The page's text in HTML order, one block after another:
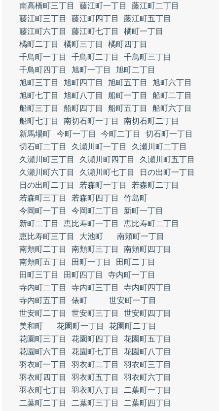
南高橋町三丁目
藤江町一丁目
藤江町二丁目
藤江町三丁目
藤江町四丁目
藤江町五丁目
藤江町六丁目
藤江町七丁目
橘町一丁目
橘町二丁目
橘町三丁目
橘町四丁目
千鳥町一丁目
千鳥町二丁目
千鳥町三丁目
千鳥町四丁目
旭町一丁目
旭町二丁目
旭町三丁目
旭町四丁目 旭町五丁目
旭町六丁目
旭町七丁目
旭町八丁目 船町一丁目
船町二丁目
船町三丁目
船町四丁目 船町五丁目
船町六丁目
船町七丁目
南切石町一丁目
南切石町二丁目
新馬場町
今町一丁目 今町二丁目
切石町一丁目
切石町二丁目
久瀬川町一丁目
久瀬川町二丁目
久瀬川町三丁目
久瀬川町四丁目
久瀬川町五丁目
久瀬川町六丁目
久瀬川町七丁目
日の出町一丁目
日の出町二丁目
若森町一丁目
若森町二丁目
若森町三丁目
若森町四丁目
竹島町
今岡町一丁目
今岡町二丁目
新町一丁目
新町二丁目
恵比寿町一丁目
恵比寿町二丁目
恵比寿町三丁目
大池町
南頬町一丁目
南頬町二丁目
南頬町三丁目
南頬町四丁目
南頬町五丁目
田町一丁目
田町二丁目
田町三丁目
田町四丁目
寺内町一丁目
寺内町二丁目
寺内町三丁目
寺内町四丁目
寺内町五丁目
俵町
世安町一丁目
世安町二丁目
世安町三丁目
世安町四丁目
美和町
花園町一丁目
花園町二丁目
花園町三丁目
花園町四丁目
花園町五丁目
花園町六丁目
花園町七丁目
花園町八丁目
羽衣町一丁目
羽衣町二丁目
羽衣町三丁目
羽衣町四丁目
羽衣町五丁目
羽衣町六丁目
羽衣町七丁目
羽衣町八丁目
二葉町一丁目
二葉町二丁目
二葉町三丁目
二葉町四丁目